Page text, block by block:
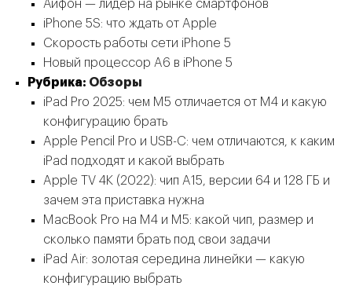
Айфон — лидер на рынке смартфонов
iPhone 5S: что ждать от Apple
Скорость работы сети iPhone 5
Новый процессор A6 в iPhone 5
Рубрика: Обзоры
iPad Pro 2025: чем M5 отличается от M4 и какую
конфигурацию брать
Apple Pencil Pro и USB-C: чем отличаются, к каким
iPad подходят и какой выбрать
Apple TV 4K (2022): чип A15, версии 64 и 128 ГБ и
зачем эта приставка нужна
MacBook Pro на M4 и M5: какой чип, размер и
сколько памяти брать под свои задачи
iPad Air: золотая середина линейки — какую
конфигурацию выбрать